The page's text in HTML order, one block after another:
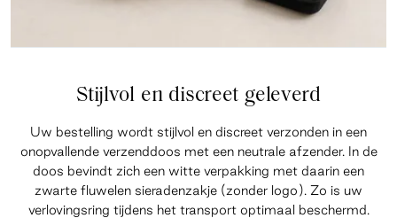
Stijlvol en discreet geleverd
Uw bestelling wordt stijlvol en discreet verzonden in een
onopvallende verzenddoos met een neutrale afzender. In de
doos bevindt zich een witte verpakking met daarin een
zwarte fluwelen sieradenzakje (zonder logo). Zo is uw
verlovingsring tijdens het transport optimaal beschermd.